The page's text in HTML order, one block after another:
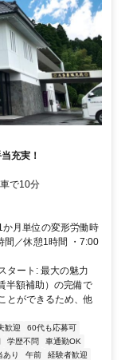
充実！
で10分
月単位の変形労働時
／休憩1時間 ・7:00
タート: 最大の魅力
半額補助）の完備で
とができるため、他
歓迎
60代も応募可
学歴不問
車通勤OK
あり 午前
経験者歓迎